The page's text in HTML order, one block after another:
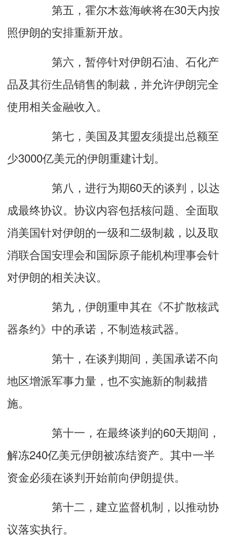
第五，霍尔木兹海峡将在30天内按
照伊朗的安排重新开放。
第六，暂停针对伊朗石油、石化产
品及其衍生品销售的制裁，并允许伊朗完全
使用相关金融收入。
第七，美国及其盟友须提出总额至
少3000亿美元的伊朗重建计划。
第八，进行为期60天的谈判，以达
成最终协议。协议内容包括核问题、全面取
消美国针对伊朗的一级和二级制裁，以及取
消联合国安理会和国际原子能机构理事会针
对伊朗的相关决议。
第九，伊朗重申其在《不扩散核武
器条约》中的承诺，不制造核武器。
第十，在谈判期间，美国承诺不向
地区增派军事力量，也不实施新的制裁措
施。
第十一，在最终谈判的60天期间，
解冻240亿美元伊朗被冻结资产。其中一半
资金必须在谈判开始前向伊朗提供。
第十二，建立监督机制，以推动协
议落实执行。